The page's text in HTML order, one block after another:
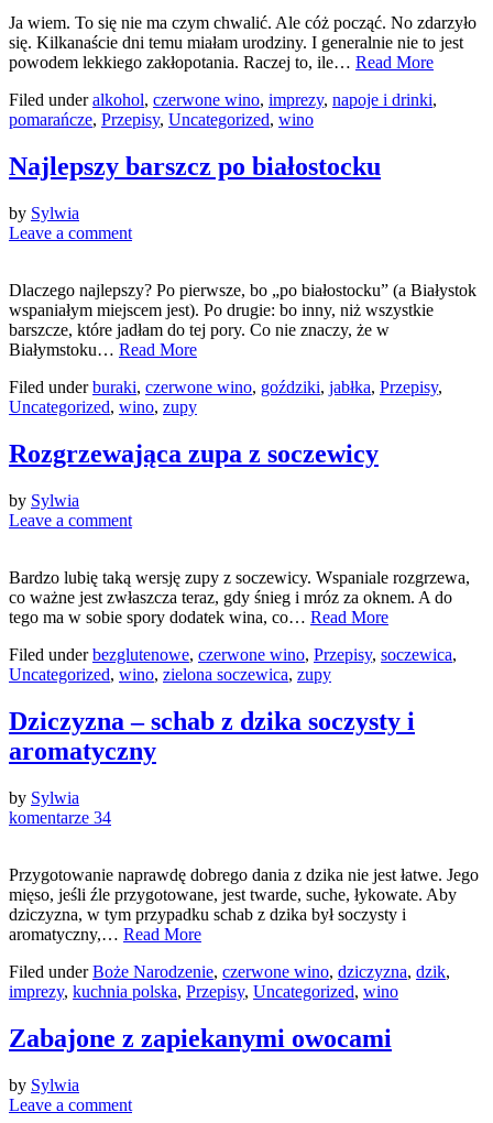
Ja wiem. To się nie ma czym chwalić. Ale cóż począć. No zdarzyło
się. Kilkanaście dni temu miałam urodziny. I generalnie nie to jest
powodem lekkiego zakłopotania. Raczej to, ile… Read More
Filed underalkohol, czerwone wino, imprezy, napoje i drinki,
pomarańcze, Przepisy, Uncategorized, wino
Najlepszy barszcz po białostocku
by Sylwia
Leave a comment
Dlaczego najlepszy? Po pierwsze, bo „po białostocku” (a Białystok
wspaniałym miejscem jest). Po drugie: bo inny, niż wszystkie
barszcze, które jadłam do tej pory. Co nie znaczy, że w
Białymstoku… Read More
Filed underburaki, czerwone wino, goździki, jabłka, Przepisy,
Uncategorized, wino, zupy
Rozgrzewająca zupa z soczewicy
by Sylwia
Leave a comment
Bardzo lubię taką wersję zupy z soczewicy. Wspaniale rozgrzewa,
co ważne jest zwłaszcza teraz, gdy śnieg i mróz za oknem. A do
tego ma w sobie spory dodatek wina, co… Read More
Filed underbezglutenowe, czerwone wino, Przepisy, soczewica,
Uncategorized, wino, zielona soczewica, zupy
Dziczyzna – schab z dzika soczysty i
aromatyczny
by Sylwia
komentarze 34
Przygotowanie naprawdę dobrego dania z dzika nie jest łatwe. Jego
mięso, jeśli źle przygotowane, jest twarde, suche, łykowate. Aby
dziczyzna, w tym przypadku schab z dzika był soczysty i
aromatyczny,… Read More
Filed underBoże Narodzenie, czerwone wino, dziczyzna, dzik,
imprezy, kuchnia polska, Przepisy, Uncategorized, wino
Zabajone z zapiekanymi owocami
by Sylwia
Leave a comment